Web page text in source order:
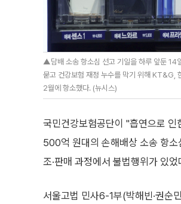
▲담배 소송 항소심 선고 기일을 하루 앞둔 14
묻고 건강보험 재정 누수를 막기 위해 KT&G,
2월에 항소했다. (뉴시스)
국민건강보험공단이 "흡연으로
500억 원대의 손해배상 소송 항소
조·판매 과정에서 불법행위가 있
서울고법 민사6-1부(박해빈·권순